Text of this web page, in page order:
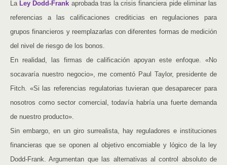
La Ley Dodd-Frank aprobada tras la crisis financiera pide eliminar las
referencias a las calificaciones crediticias en regulaciones para
grupos financieros y reemplazarlas con diferentes formas de medición
del nivel de riesgo de los bonos.
En realidad, las firmas de calificación apoyan este enfoque. «No
socavaría nuestro negocio», me comentó Paul Taylor, presidente de
Fitch. «Si las referencias regulatorias tuvieran que desaparecer para
nosotros como sector comercial, todavía habría una fuerte demanda
de nuestro producto».
Sin embargo, en un giro surrealista, hay reguladores e instituciones
financieras que se oponen al objetivo encomiable y lógico de la ley
Dodd-Frank. Argumentan que las alternativas al control absoluto de